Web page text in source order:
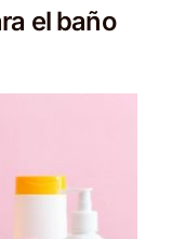
el baño